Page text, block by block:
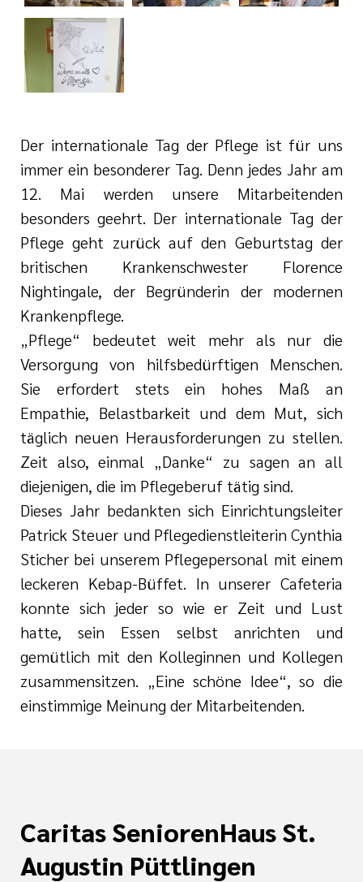
der cts
Der internationale Tag der Pflege ist für uns
immer ein besonderer Tag. Denn jedes Jahr am
12. Mai werden unsere Mitarbeitenden
besonders geehrt. Der internationale Tag der
Pflege geht zurück auf den Geburtstag der
britischen Krankenschwester Florence
Nightingale, der Begründerin der modernen
Krankenpflege.
„Pflege“ bedeutet weit mehr als nur die
Versorgung von hilfsbedürftigen Menschen.
Sie erfordert stets ein hohes Maß an
Empathie, Belastbarkeit und dem Mut, sich
täglich neuen Herausforderungen zu stellen.
Zeit also, einmal „Danke“ zu sagen an all
diejenigen, die im Pflegeberuf tätig sind.
Dieses Jahr bedankten sich Einrichtungsleiter
Patrick Steuer und Pflegedienstleiterin Cynthia
Sticher bei unserem Pflegepersonal mit einem
leckeren Kebap-Büffet. In unserer Cafeteria
konnte sich jeder so wie er Zeit und Lust
hatte, sein Essen selbst anrichten und
gemütlich mit den Kolleginnen und Kollegen
zusammensitzen. „Eine schöne Idee“, so die
einstimmige Meinung der Mitarbeitenden.
Caritas SeniorenHaus St.
Augustin Püttlingen